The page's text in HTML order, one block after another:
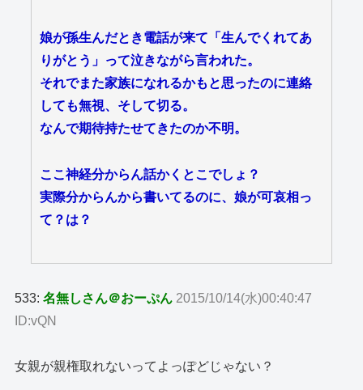
娘が孫生んだとき電話が来て「生んでくれてあ
りがとう」って泣きながら言われた。
それでまた家族になれるかもと思ったのに連絡
しても無視、そして切る。
なんで期待持たせてきたのか不明。
ここ神経分からん話かくとこでしょ？
実際分からんから書いてるのに、娘が可哀相っ
て？は？
533:名無しさん＠おーぷん 2015/10/14(水)00:40:47
ID:vQN
女親が親権取れないってよっぽどじゃない？